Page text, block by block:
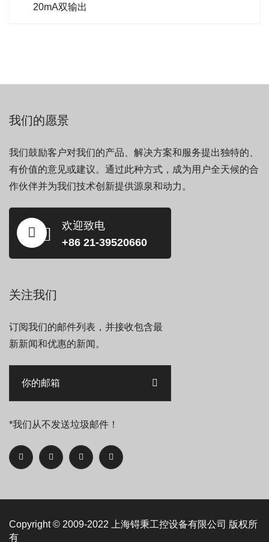
20mA双输出
我们的愿景
我们鼓励客户对我们的产品、解决方案和服务提出独特的、
有价值的意见或建议。通过此种方式，成为用户全天候的合
作伙伴并为我们技术创新提供源泉和动力。
欢迎致电
+86 21-39520660
关注我们
订阅我们的邮件列表，并接收包含最
新新闻和优惠的新闻。
*我们从不发送垃圾邮件！
Copyright © 2009-2022 上海锝秉工控设备有限公司 版权所
有